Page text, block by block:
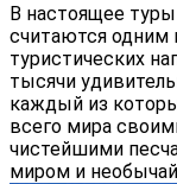
В настоящее
считаются одним
туристических
тысячи
каждый из
всего мира
чистейшими
миром и